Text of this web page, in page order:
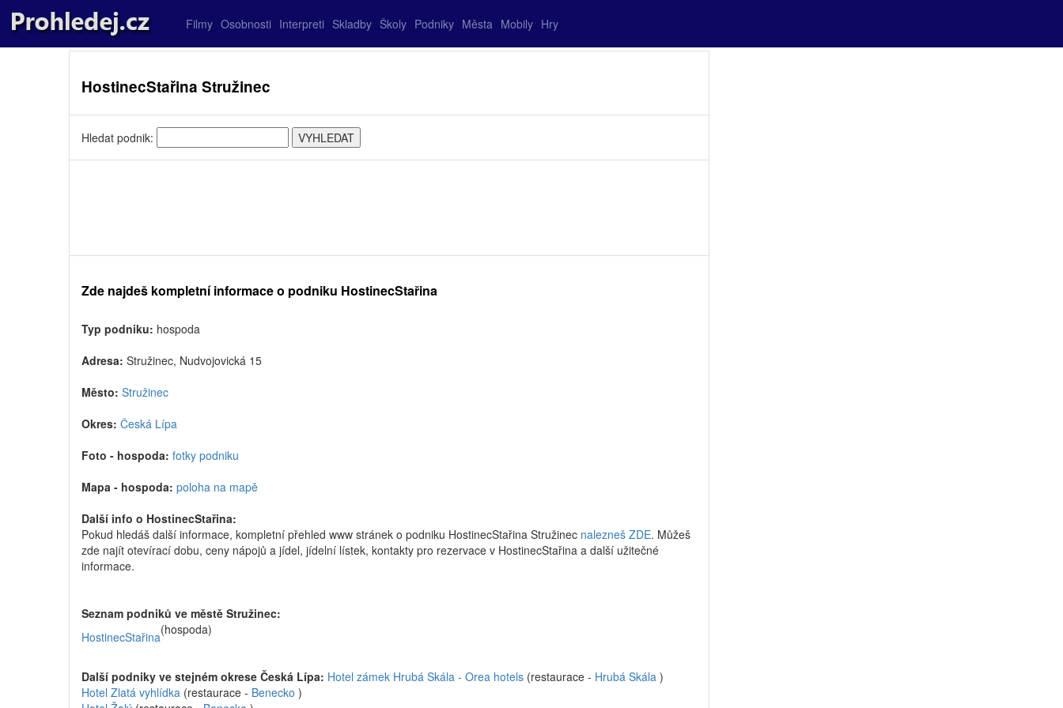
Filmy Osobnosti Interpreti Skladby Školy Podniky Města Mobily Hry
HostinecStařina Stružinec
Hledat podnik:
Zde najdeš kompletní informace o podniku HostinecStařina
Typ podniku: hospoda
Adresa: Stružinec, Nudvojovická 15
Město: Stružinec
Okres: Česká Lípa
Foto - hospoda: fotky podniku
Mapa - hospoda: poloha na mapě
Další info o HostinecStařina:
Pokud hledáš další informace, kompletní přehled www stránek o podniku HostinecStařina Stružinec nalezneš ZDE. Můžeš
zde najít otevírací dobu, ceny nápojů a jídel, jídelní lístek, kontakty pro rezervace v HostinecStařina a další užitečné
informace.
Seznam podniků ve městě Stružinec:
HostinecStařina(hospoda)
Další podniky ve stejném okrese Česká Lípa: Hotel zámek Hrubá Skála - Orea hotels (restaurace - Hrubá Skála )
Hotel Zlatá vyhlídka (restaurace - Benecko )